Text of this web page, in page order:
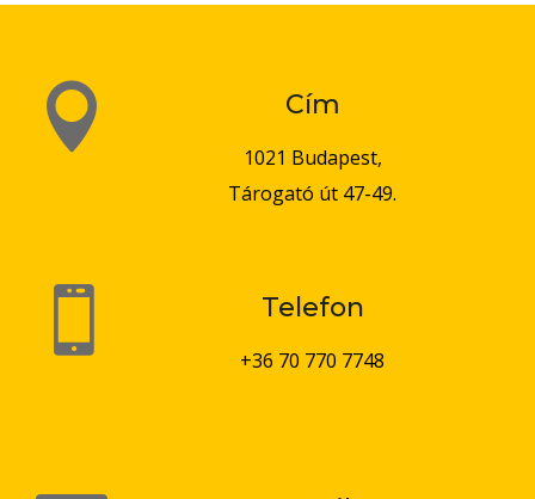
 Cím
1021 Budapest,
Tárogató út 47-49.
 Telefon
+36 70 770 7748